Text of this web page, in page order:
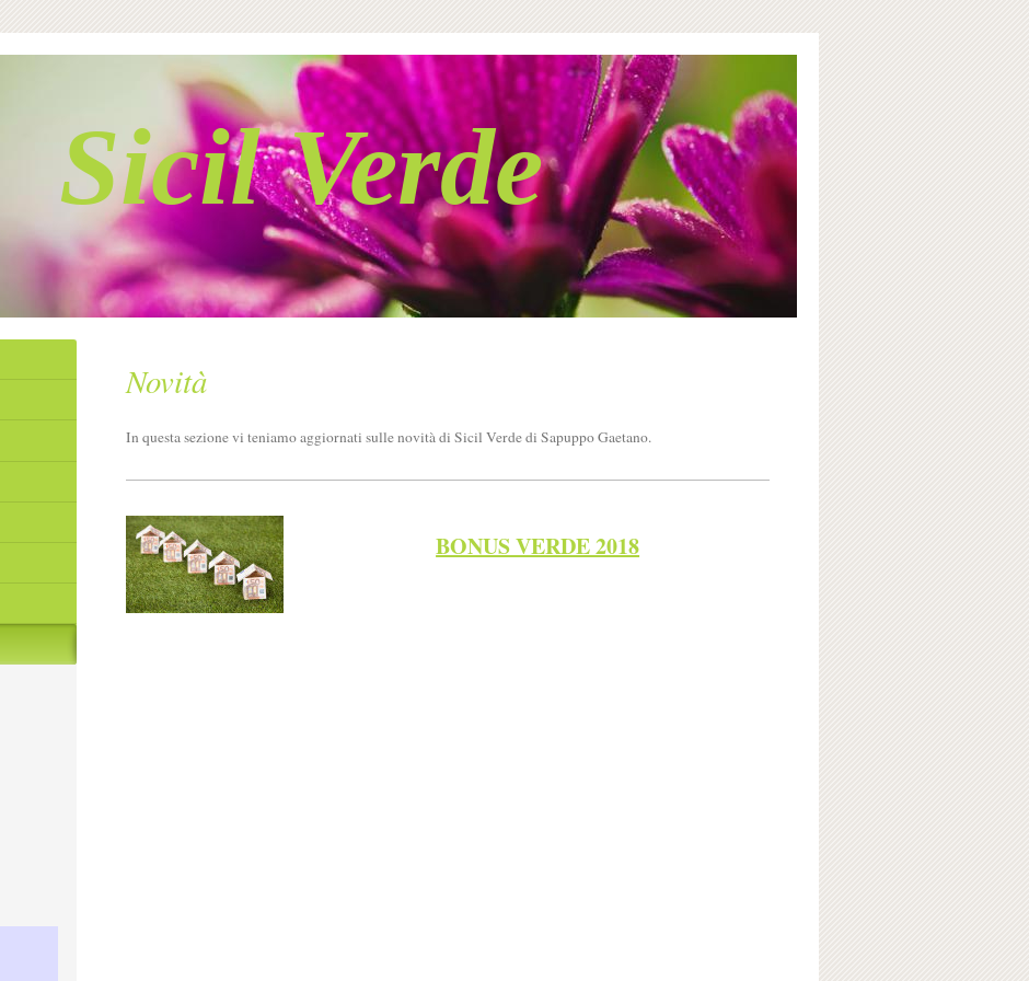
Sicil Verde
Novità
In questa sezione vi teniamo aggiornati sulle novità diSicil Verde di Sapuppo Gaetano.
BONUS VERDE 2018